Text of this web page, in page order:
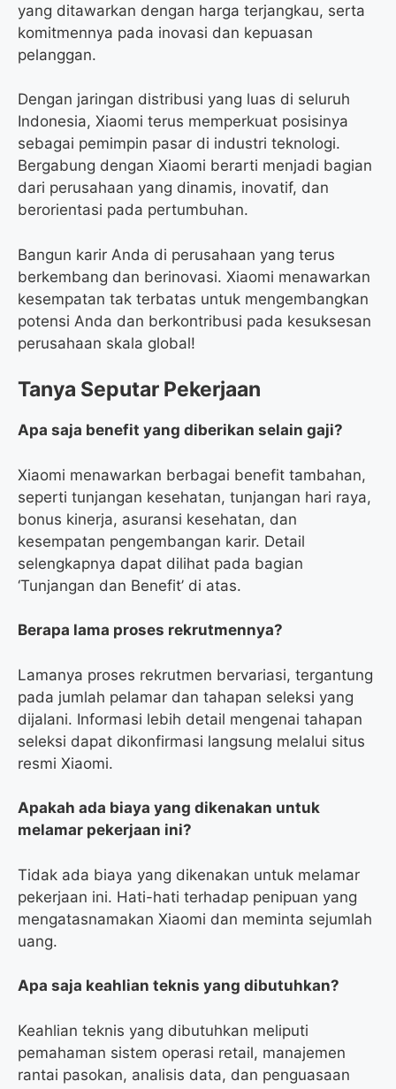
yang ditawarkan dengan harga terjangkau, serta
komitmennya pada inovasi dan kepuasan
pelanggan.
Dengan jaringan distribusi yang luas di seluruh
Indonesia, Xiaomi terus memperkuat posisinya
sebagai pemimpin pasar di industri teknologi.
Bergabung dengan Xiaomi berarti menjadi bagian
dari perusahaan yang dinamis, inovatif, dan
berorientasi pada pertumbuhan.
Bangun karir Anda di perusahaan yang terus
berkembang dan berinovasi. Xiaomi menawarkan
kesempatan tak terbatas untuk mengembangkan
potensi Anda dan berkontribusi pada kesuksesan
perusahaan skala global!
Tanya Seputar Pekerjaan
Apa saja benefit yang diberikan selain gaji?
Xiaomi menawarkan berbagai benefit tambahan,
seperti tunjangan kesehatan, tunjangan hari raya,
bonus kinerja, asuransi kesehatan, dan
kesempatan pengembangan karir. Detail
selengkapnya dapat dilihat pada bagian
‘Tunjangan dan Benefit’ di atas.
Berapa lama proses rekrutmennya?
Lamanya proses rekrutmen bervariasi, tergantung
pada jumlah pelamar dan tahapan seleksi yang
dijalani. Informasi lebih detail mengenai tahapan
seleksi dapat dikonfirmasi langsung melalui situs
resmi Xiaomi.
Apakah ada biaya yang dikenakan untuk
melamar pekerjaan ini?
Tidak ada biaya yang dikenakan untuk melamar
pekerjaan ini. Hati-hati terhadap penipuan yang
mengatasnamakan Xiaomi dan meminta sejumlah
uang.
Apa saja keahlian teknis yang dibutuhkan?
Keahlian teknis yang dibutuhkan meliputi
pemahaman sistem operasi retail, manajemen
rantai pasokan, analisis data, dan penguasaan